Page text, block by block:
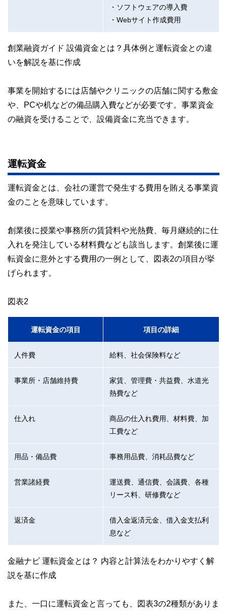
・ソフトウェアの導入費
・Webサイト作成費用
創業融資ガイド 設備資金とは？具体例と運転資金との違
いを解説を基に作成
事業を開始するには店舗やクリニックの店舗に関する敷金
や、PCや机などの備品購入費などが必要です。事業資金
の融資を受けることで、設備資金に充当できます。
運転資金
運転資金とは、会社の運営で発生する費用を賄える事業資
金のことを意味しています。
創業後に授業や事務所の賃貸料や光熱費、毎月継続的に仕
入れを発注している材料費なども該当します。創業後に運
転資金に意外とする費用の一例として、図表2の項目が挙
げられます。
図表2
運転資金の項目 項目の詳細
人件費 給料、社会保険料など
事業所・店舗維持費
家賃、管理費・共益費、水道光
熱費など
仕入れ
商品の仕入れ費用、材料費、加
工費など
用品・備品費 事務用品費、消耗品費など
営業諸経費
運送費、通信費、会議費、各種
リース料、研修費など
返済金
借入金返済元金、借入金支払利
息など
金融ナビ 運転資金とは？ 内容と計算法をわかりやすく解
説を基に作成
また、一口に運転資金と言っても、図表3の2種類がありま